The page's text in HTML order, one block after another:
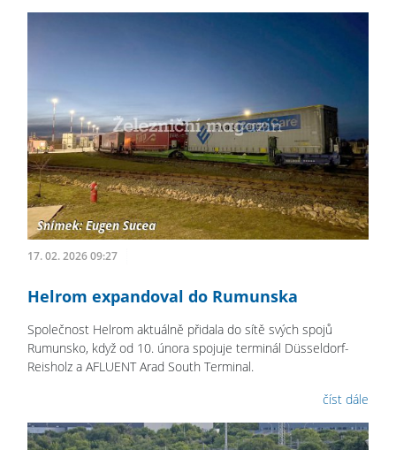
17. 02. 2026 09:27
Helrom expandoval do Rumunska
Společnost Helrom aktuálně přidala do sítě svých spojů
Rumunsko, když od 10. února spojuje terminál Düsseldorf-
Reisholz a AFLUENT Arad South Terminal.
číst dále